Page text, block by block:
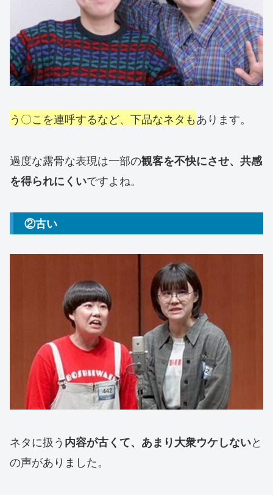
う〇こを連呼するなど、下品なネタもあります。
過度な露骨な表現は一部の観客を不快にさせ、共感
を得られにくいですよね。
②古い
ネタに扱う内容が古くて、あまり大衆ウケしないと
の声がありました。